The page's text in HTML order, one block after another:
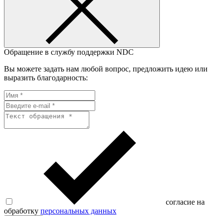
Обращение в службу поддержки NDC
Вы можете задать нам любой вопрос, предложить идею или
выразить благодарность:
согласие на
обработку персональных данных